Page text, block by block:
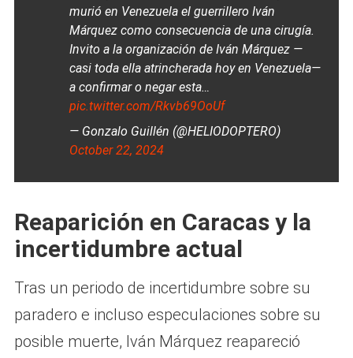
murió en Venezuela el guerrillero Iván
Márquez como consecuencia de una cirugía.
Invito a la organización de Iván Márquez —
casi toda ella atrincherada hoy en Venezuela—
a confirmar o negar esta…
pic.twitter.com/Rkvb69OoUf
— Gonzalo Guillén (@HELIODOPTERO)
October 22, 2024
Reaparición en Caracas y la
incertidumbre actual
Tras un periodo de incertidumbre sobre su
paradero e incluso especulaciones sobre su
posible muerte, Iván Márquez reapareció